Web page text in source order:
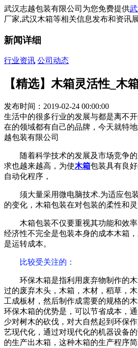
武汉志越包装有限公司为您免费提供
厂家,武汉木箱等相关信息发布和资讯
新闻详细
行业资讯 公司动态
【精选】木箱灵活性_木
发布时间：2019-02-24 00:00:00
生活中的很多行业的发展与都是离不
在的领域都有自己的品牌，今天就特
越包装有限公司
随着科学技术的发展及市场竞争
求也越来越高，为使木箱包装具有良
自动化程序，
须大量采用微电脑技术.为适应包
的变化，木箱包装在对包装的柔性和灵
木箱包装不仅要重视其功能和效
经济性不完全是包装本身的成本木箱
是运转成本。
比较受关注的 ：
环保木箱是指利用废弃物制作的
过的废弃木头，木箱，木材，稻草，
工成板材，然后制作成需要的规格的
环保木箱的优势是，可以节省成本，
少对树木的砍伐，对大自然起到环保
艺现代化，通过对现代化的机器设备
的生产出木箱，这种木箱的生产程序